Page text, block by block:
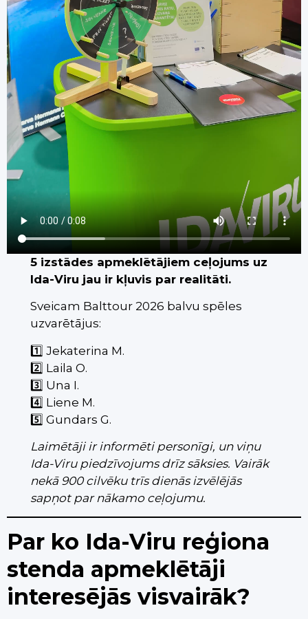
5 izstādes apmeklētājiem ceļojums uz
Ida-Viru jau ir kļuvis par realitāti.
Sveicam Balttour 2026 balvu spēles
uzvarētājus:
1️⃣ Jekaterina M.
2️⃣ Laila O.
3️⃣ Una I.
4️⃣ Liene M.
5️⃣ Gundars G.
Laimētāji ir informēti personīgi, un viņu
Ida-Viru piedzīvojums drīz sāksies. Vairāk
nekā 900 cilvēku trīs dienās izvēlējās
sapņot par nākamo ceļojumu.
Par ko Ida-Viru reģiona
stenda apmeklētāji
interesējās visvairāk?